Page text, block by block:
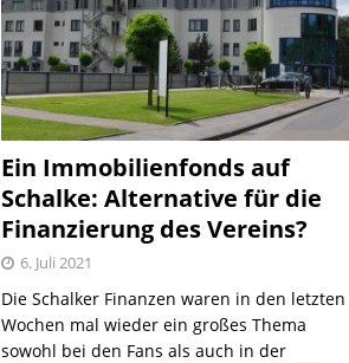
Ein Immobilienfonds auf
Schalke: Alternative für die
Finanzierung des Vereins?
6. Juli 2021
Die Schalker Finanzen waren in den letzten
Wochen mal wieder ein großes Thema
sowohl bei den Fans als auch in der